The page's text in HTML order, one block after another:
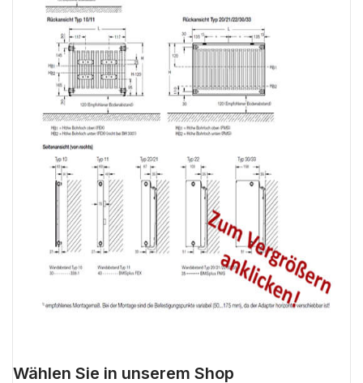
Wählen Sie in unserem Shop